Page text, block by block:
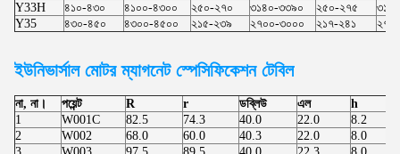
Y33H
৪১০-৪৩০ ৪১০০-৪৩০০ ২৫০-২৭০ ৩১৪০-৩৩৯০ ২৫০-২৭৫
Y35
৪৩০-৪৫০ ৪৩০০-৪৫০০ ২১৫-২৩৯ ২৭০০-৩০০০ ২১৭-২৪১
ইউনিভার্সাল মোটর ম্যাগনেট স্পেসিফিকেশন টেবিল
না, না। পয়েন্ট R r ডব্লিউ এল
h
1
W001C 82.5 74.3 40.0 22.0
8.2
2
W002 68.0 60.0 40.3 22.0
8.0